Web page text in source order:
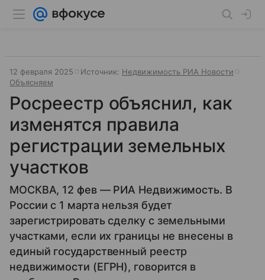
12 февраля 2025 Источник: Недвижимость РИА Новости
Объясняем
Росреестр объяснил, как
изменятся правила
регистрации земельных
участков
МОСКВА, 12 фев — РИА Недвижимость. В
России с 1 марта нельзя будет
зарегистрировать сделку с земельными
участками, если их границы не внесены в
единый государственный реестр
недвижимости (ЕГРН), говорится в